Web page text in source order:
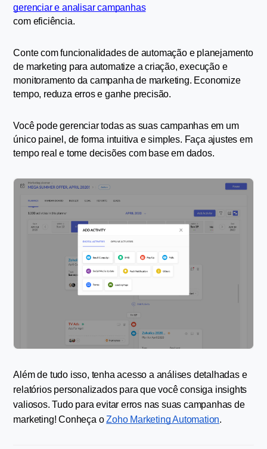
gerenciar e analisar campanhas
com eficiência.
Conte com funcionalidades de automação e planejamento
de marketing para automatize a criação, execução e
monitoramento da campanha de marketing. Economize
tempo, reduza erros e ganhe precisão.
Você pode gerenciar todas as suas campanhas em um
único painel, de forma intuitiva e simples. Faça ajustes em
tempo real e tome decisões com base em dados.
Além de tudo isso, tenha acesso a análises detalhadas e
relatórios personalizados para que você consiga insights
valiosos. Tudo para evitar erros nas suas campanhas de
marketing! Conheça o Zoho Marketing Automation.